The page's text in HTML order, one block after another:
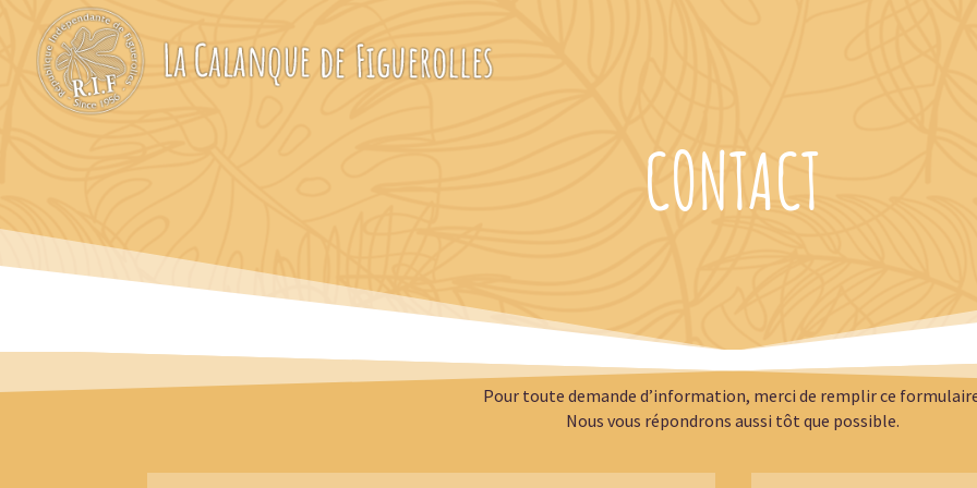
CONTACT
Pour toute demande d’information, merci de remplir ce
Nous vous répondrons aussi tôt que possible.